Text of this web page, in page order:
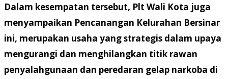
Dalam kesempatan tersebut, Plt Wali Kota juga
menyampaikan Pencanangan Kelurahan Bersinar
ini, merupakan usaha yang strategis dalam upaya
mengurangi dan menghilangkan titik rawan
penyalahgunaan dan peredaran gelap narkoba di